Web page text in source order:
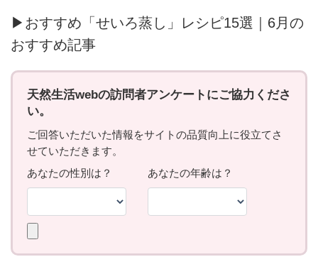
▶おすすめ「せいろ蒸し」レシピ15選｜6月の
おすすめ記事